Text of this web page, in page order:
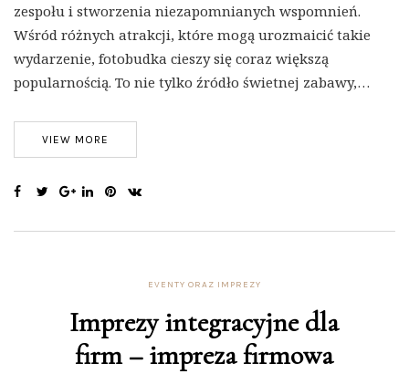
zespołu i stworzenia niezapomnianych wspomnień.
Wśród różnych atrakcji, które mogą urozmaicić takie
wydarzenie, fotobudka cieszy się coraz większą
popularnością. To nie tylko źródło świetnej zabawy,…
VIEW MORE
EVENTY ORAZ IMPREZY
Imprezy integracyjne dla
firm – impreza firmowa